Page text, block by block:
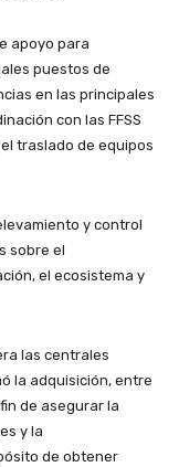
apoyo para
puestos de
en las principales
con las FFSS
traslado de equipos
y control
sobre el
el ecosistema y
las centrales
la adquisición, entre
de asegurar la
y la
de obtener